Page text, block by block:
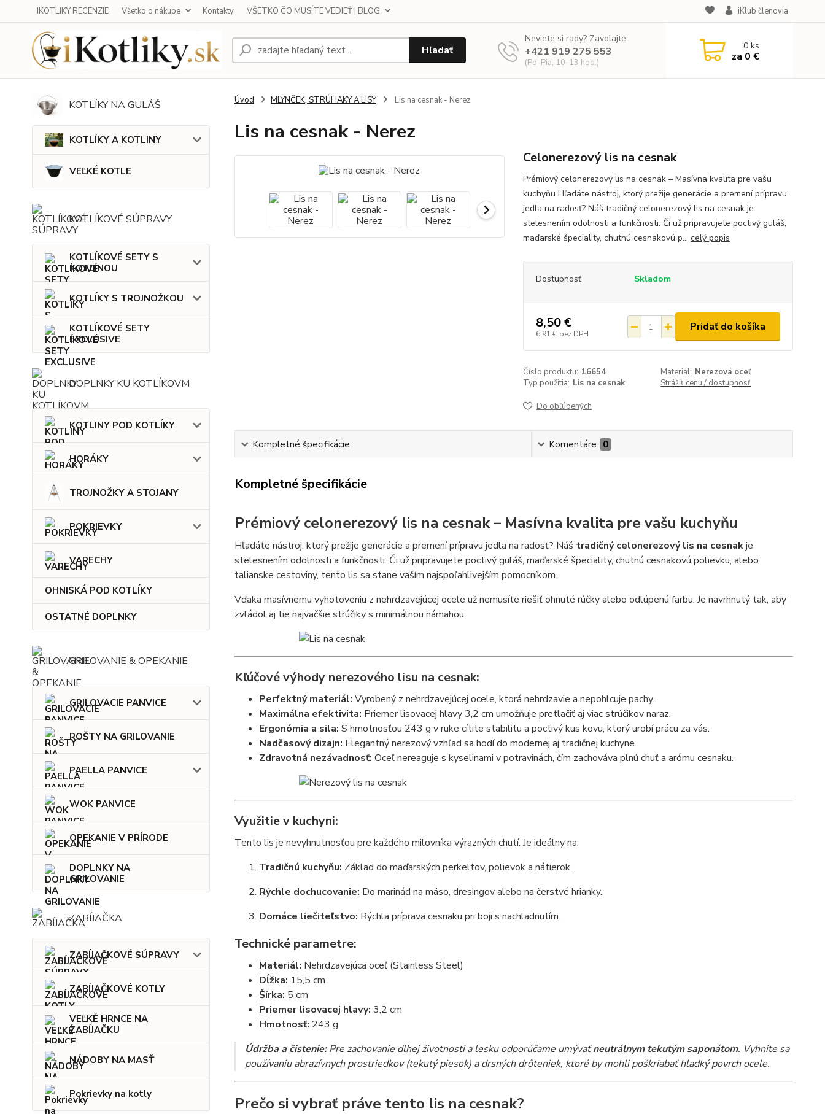
IKOTLIKY RECENZIE Všetko o nákupe Kontakty VŠETKO ČO MUSÍTE VEDIEŤ | BLOG iKlub členovia
Hľadať
Neviete si rady? Zavolajte.
+421 919 275 553
(Po-Pia, 10-13 hod.)
0ks
za 0 €
KOTLÍKY NA GULÁŠ
KOTLÍKY A KOTLINY
VEĽKÉ KOTLE
KOTLÍKOVÉ SÚPRAVY
KOTLÍKOVÉ SETY S
KOTLINOU
KOTLÍKY S TROJNOŽKOU
KOTLÍKOVÉ SETY
EXCLUSIVE
DOPLNKY KU KOTLÍKOVM
KOTLINY POD KOTLÍKY
HORÁKY
TROJNOŽKY A STOJANY
POKRIEVKY
VARECHY
OHNISKÁ POD KOTLÍKY
OSTATNÉ DOPLNKY
GRILOVANIE & OPEKANIE
GRILOVACIE PANVICE
ROŠTY NA GRILOVANIE
PAELLA PANVICE
WOK PANVICE
OPEKANIE V PRÍRODE
DOPLNKY NA
GRILOVANIE
ZABÍJAČKA
ZABÍJAČKOVÉ SÚPRAVY
ZABÍJAČKOVÉ KOTLY
VEĽKÉ HRNCE NA
ZABÍJAČKU
NÁDOBY NA MASŤ
Pokrievky na kotly
Úvod MLYNČEK, STRÚHAKY A LISY Lis na cesnak - Nerez
Lis na cesnak - Nerez
Celonerezový lis na cesnak
Prémiový celonerezový lis na cesnak – Masívna kvalita pre vašu
kuchyňu Hľadáte nástroj, ktorý prežije generácie a premení prípravu
jedla na radosť? Náš tradičný celonerezový lis na cesnak je
stelesnením odolnosti a funkčnosti. Či už pripravujete poctivý guláš,
maďarské špeciality, chutnú cesnakovú p... celý popis
Dostupnosť Skladom
8,50 €
6,91 € bez DPH
Pridať do košíka
Číslo produktu: 16654 Materiál: Nerezová oceľ
Typ použitia: Lis na cesnak Strážiť cenu / dostupnosť
Do obľúbených
Kompletné špecifikácie Komentáre 0
Kompletné špecifikácie
Prémiový celonerezový lis na cesnak – Masívna kvalita pre vašu kuchyňu
Hľadáte nástroj, ktorý prežije generácie a premení prípravu jedla na radosť? Náš tradičný celonerezový lis na cesnakje
stelesnením odolnosti a funkčnosti. Či už pripravujete poctivý guláš, maďarské špeciality, chutnú cesnakovú polievku, alebo
talianske cestoviny, tento lis sa stane vaším najspoľahlivejším pomocníkom.
Vďaka masívnemu vyhotoveniu z nehrdzavejúcej ocele už nemusíte riešiť ohnuté rúčky alebo odlúpenú farbu. Je navrhnutý tak, aby
zvládol aj tie najväčšie strúčiky s minimálnou námahou.
Kľúčové výhody nerezového lisu na cesnak:
Perfektný materiál: Vyrobený z nehrdzavejúcej ocele, ktorá nehrdzavie a nepohlcuje pachy.
Maximálna efektivita: Priemer lisovacej hlavy 3,2 cm umožňuje pretlačiť aj viac strúčikov naraz.
Ergonómia a sila: S hmotnosťou 243 g v ruke cítite stabilitu a poctivý kus kovu, ktorý urobí prácu za vás.
Nadčasový dizajn: Elegantný nerezový vzhľad sa hodí do modernej aj tradičnej kuchyne.
Zdravotná nezávadnosť: Oceľ nereaguje s kyselinami v potravinách, čím zachováva plnú chuť a arómu cesnaku.
Využitie v kuchyni:
Tento lis je nevyhnutnosťou pre každého milovníka výrazných chutí. Je ideálny na:
Tradičnú kuchyňu: Základ do maďarských perkeltov, polievok a nátierok.
Rýchle dochucovanie: Do marinád na mäso, dresingov alebo na čerstvé hrianky.
Domáce liečiteľstvo: Rýchla príprava cesnaku pri boji s nachladnutím.
Technické parametre:
Materiál: Nehrdzavejúca oceľ (Stainless Steel)
Dĺžka: 15,5 cm
Šírka: 5 cm
Priemer lisovacej hlavy: 3,2 cm
Hmotnosť: 243 g
Údržba a čistenie:Pre zachovanie dlhej životnosti a lesku odporúčame umývaťneutrálnym tekutým saponátom. Vyhnite sa
používaniu abrazívnych prostriedkov (tekutý piesok) a drsných drôteniek, ktoré by mohli poškriabať hladký povrch ocele.
Prečo si vybrať práve tento lis na cesnak?